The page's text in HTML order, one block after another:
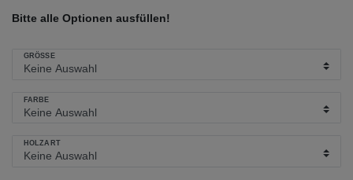
Bitte alle Optionen ausfüllen!
GRÖSSE
FARBE
HOLZART